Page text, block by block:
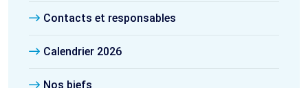
Contacts et responsables
Calendrier 2026
Nos biefs